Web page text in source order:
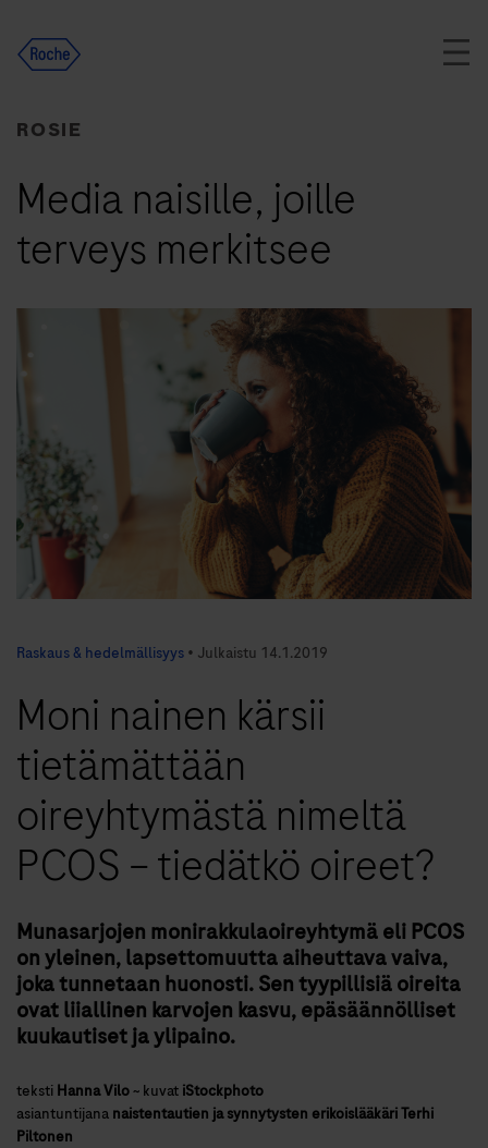
content
ROSIE
Media naisille, joille
terveys merkitsee
Raskaus & hedelmällisyys • Julkaistu 14.1.2019
Moni nainen kärsii
tietämättään
oireyhtymästä nimeltä
PCOS – tiedätkö oireet?
Munasarjojen monirakkulaoireyhtymä eli PCOS
on yleinen, lapsettomuutta aiheuttava vaiva,
joka tunnetaan huonosti. Sen tyypillisiä oireita
ovat liiallinen karvojen kasvu, epäsäännölliset
kuukautiset ja ylipaino.
teksti Hanna Vilo~ kuvat iStockphoto
asiantuntijana naistentautien ja synnytysten erikoislääkäri Terhi
Piltonen